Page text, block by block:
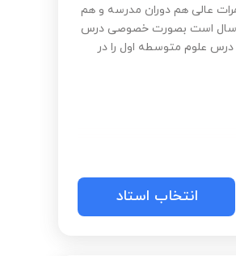
عالی هم دوران مدرسه و هم
دانشگاه کسب کردم .حدود 5 سال است بصورت خصوصی درس
و 3 سال هم درس علوم متوسطه اول را در
انتخاب استاد